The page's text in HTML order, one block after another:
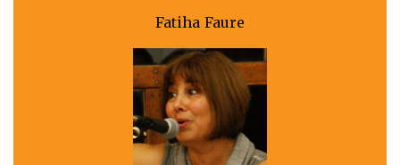
Fatiha Faure